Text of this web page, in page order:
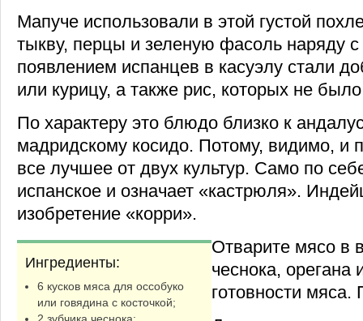
Мапуче использовали в этой густой
тыкву, перцы и зеленую фасоль наряду
появлением испанцев в касуэлу стали
или курицу, а также рис, которых не
По характеру это блюдо близко к
мадридскому косидо. Потому, видимо, и
все лучшее от двух культур. Само по
испанское и означает «кастрюля».
изобретение «корри».
Ингредиенты:
6 кусков мяса для оссобуко
или говядина с косточкой;
Отварите мясо в
чеснока, орегана
готовности